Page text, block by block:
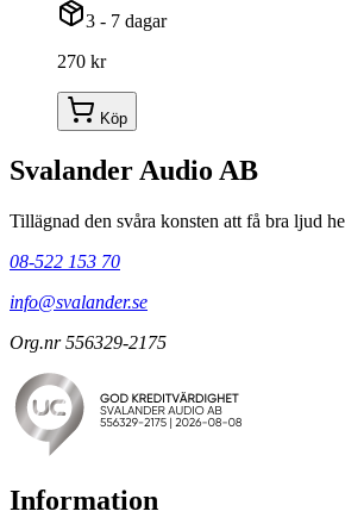
3 - 7 dagar
270 kr
Köp
Svalander Audio AB
Tillägnad den svåra konsten att få bra ljud
08-522 153 70
info@svalander.se
Org.nr 556329-2175
Information